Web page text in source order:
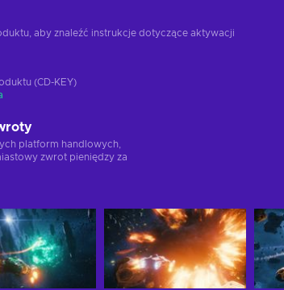
aby znaleźć instrukcje dotyczące aktywacji
(CD-KEY)
platform handlowych,
zwrot pieniędzy za